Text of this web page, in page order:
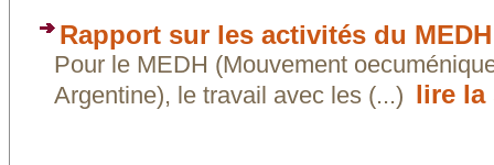
Rapport sur les activités du
Pour le MEDH (Mouvement
Argentine), le travail avec les (...) lire la